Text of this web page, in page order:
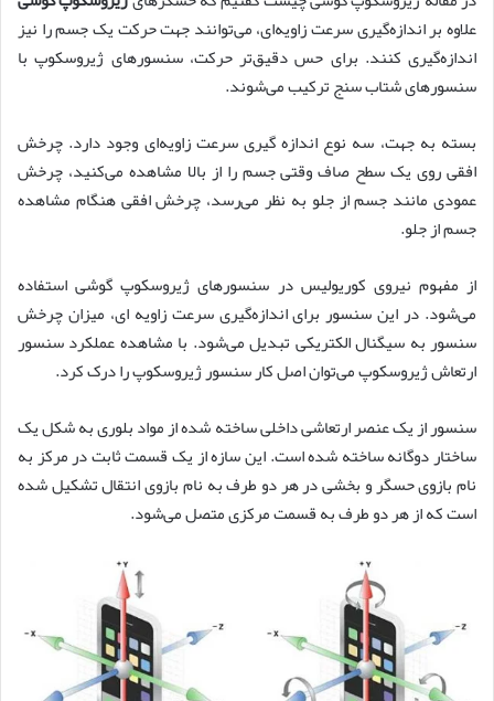
علاوه بر اندازه‌گیری سرعت زاویه‌ای، می‌توانند جهت حرکت یک جسم را نیز
اندازه‌گیری کنند. برای حس دقیق‌تر حرکت، سنسورهای ژیروسکوپ با
سنسورهای شتاب سنج ترکیب می‌شوند.
بسته به جهت، سه نوع اندازه گیری سرعت زاویه‌ای وجود دارد. چرخش
افقی روی یک سطح صاف وقتی جسم را از بالا مشاهده می‌کنید، چرخش
عمودی مانند جسم از جلو به نظر می‌رسد، چرخش افقی هنگام مشاهده
جسم از جلو.
از مفهوم نیروی کوریولیس در سنسورهای ژیروسکوپ گوشی استفاده
می‌شود. در این سنسور برای اندازه‌گیری سرعت زاویه ای، میزان چرخش
سنسور به سیگنال الکتریکی تبدیل می‌شود. با مشاهده عملکرد سنسور
ارتعاش ژیروسکوپ می‌توان اصل کار سنسور ژیروسکوپ را درک کرد.
سنسور از یک عنصر ارتعاشی داخلی ساخته شده از مواد بلوری به شکل یک
ساختار دوگانه ساخته شده است. این سازه از یک قسمت ثابت در مرکز به
نام بازوی حسگر و بخشی در هر دو طرف به نام بازوی انتقال تشکیل شده
است که از هر دو طرف به قسمت مرکزی متصل می‌شود.